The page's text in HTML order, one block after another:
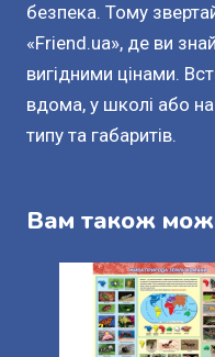
безпека. Тому
«Friend.ua», де ви
вигідними цінами.
вдома, у школі або
типу та габаритів.
Вам також